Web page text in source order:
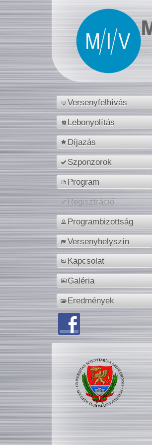
Versenyfelhívás
Lebonyolítás
Díjazás
Szponzorok
Program
Regisztráció
Programbizottság
Versenyhelyszín
Kapcsolat
Galéria
Eredmények